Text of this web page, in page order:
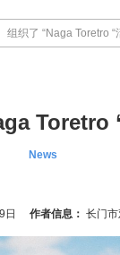
组织了 “Naga Toretro “
Toretro
News
日 作者信息： 长门